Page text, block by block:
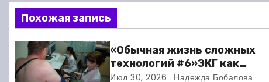
в
и
г
Похожая запись
«Обычная жизнь сложных
технологий #6»ЭКГ как
искусство: когда ритм жизни
Июл 30, 2026 Надежда Бобалова